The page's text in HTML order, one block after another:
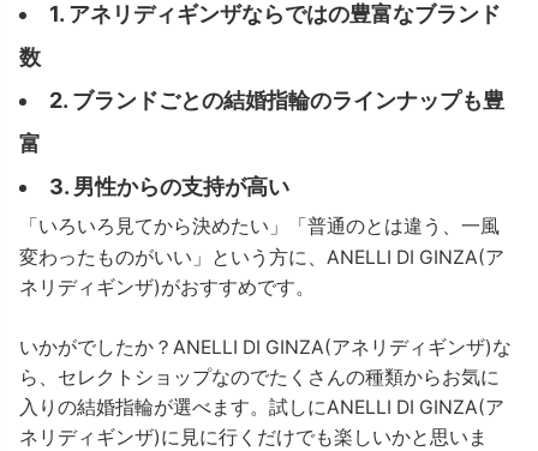
1. アネリディギンザならではの豊富なブランド
数
2. ブランドごとの結婚指輪のラインナップも豊
富
3. 男性からの支持が高い
「いろいろ見てから決めたい」「普通のとは違う、一風
変わったものがいい」という方に、ANELLI DI GINZA(ア
ネリディギンザ)がおすすめです。
いかがでしたか？ANELLI DI GINZA(アネリディギンザ)な
ら、セレクトショップなのでたくさんの種類からお気に
入りの結婚指輪が選べます。試しにANELLI DI GINZA(ア
ネリディギンザ)に見に行くだけでも楽しいかと思いま